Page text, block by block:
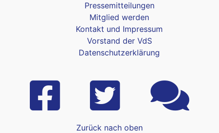
Pressemitteilungen
Mitglied werden
Kontakt und Impressum
Vorstand der VdS
Datenschutzerklärung
Zurück nach oben